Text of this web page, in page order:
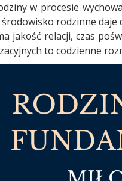
w procesie
rodzinne daje
jakość relacji, czas
to codzienne